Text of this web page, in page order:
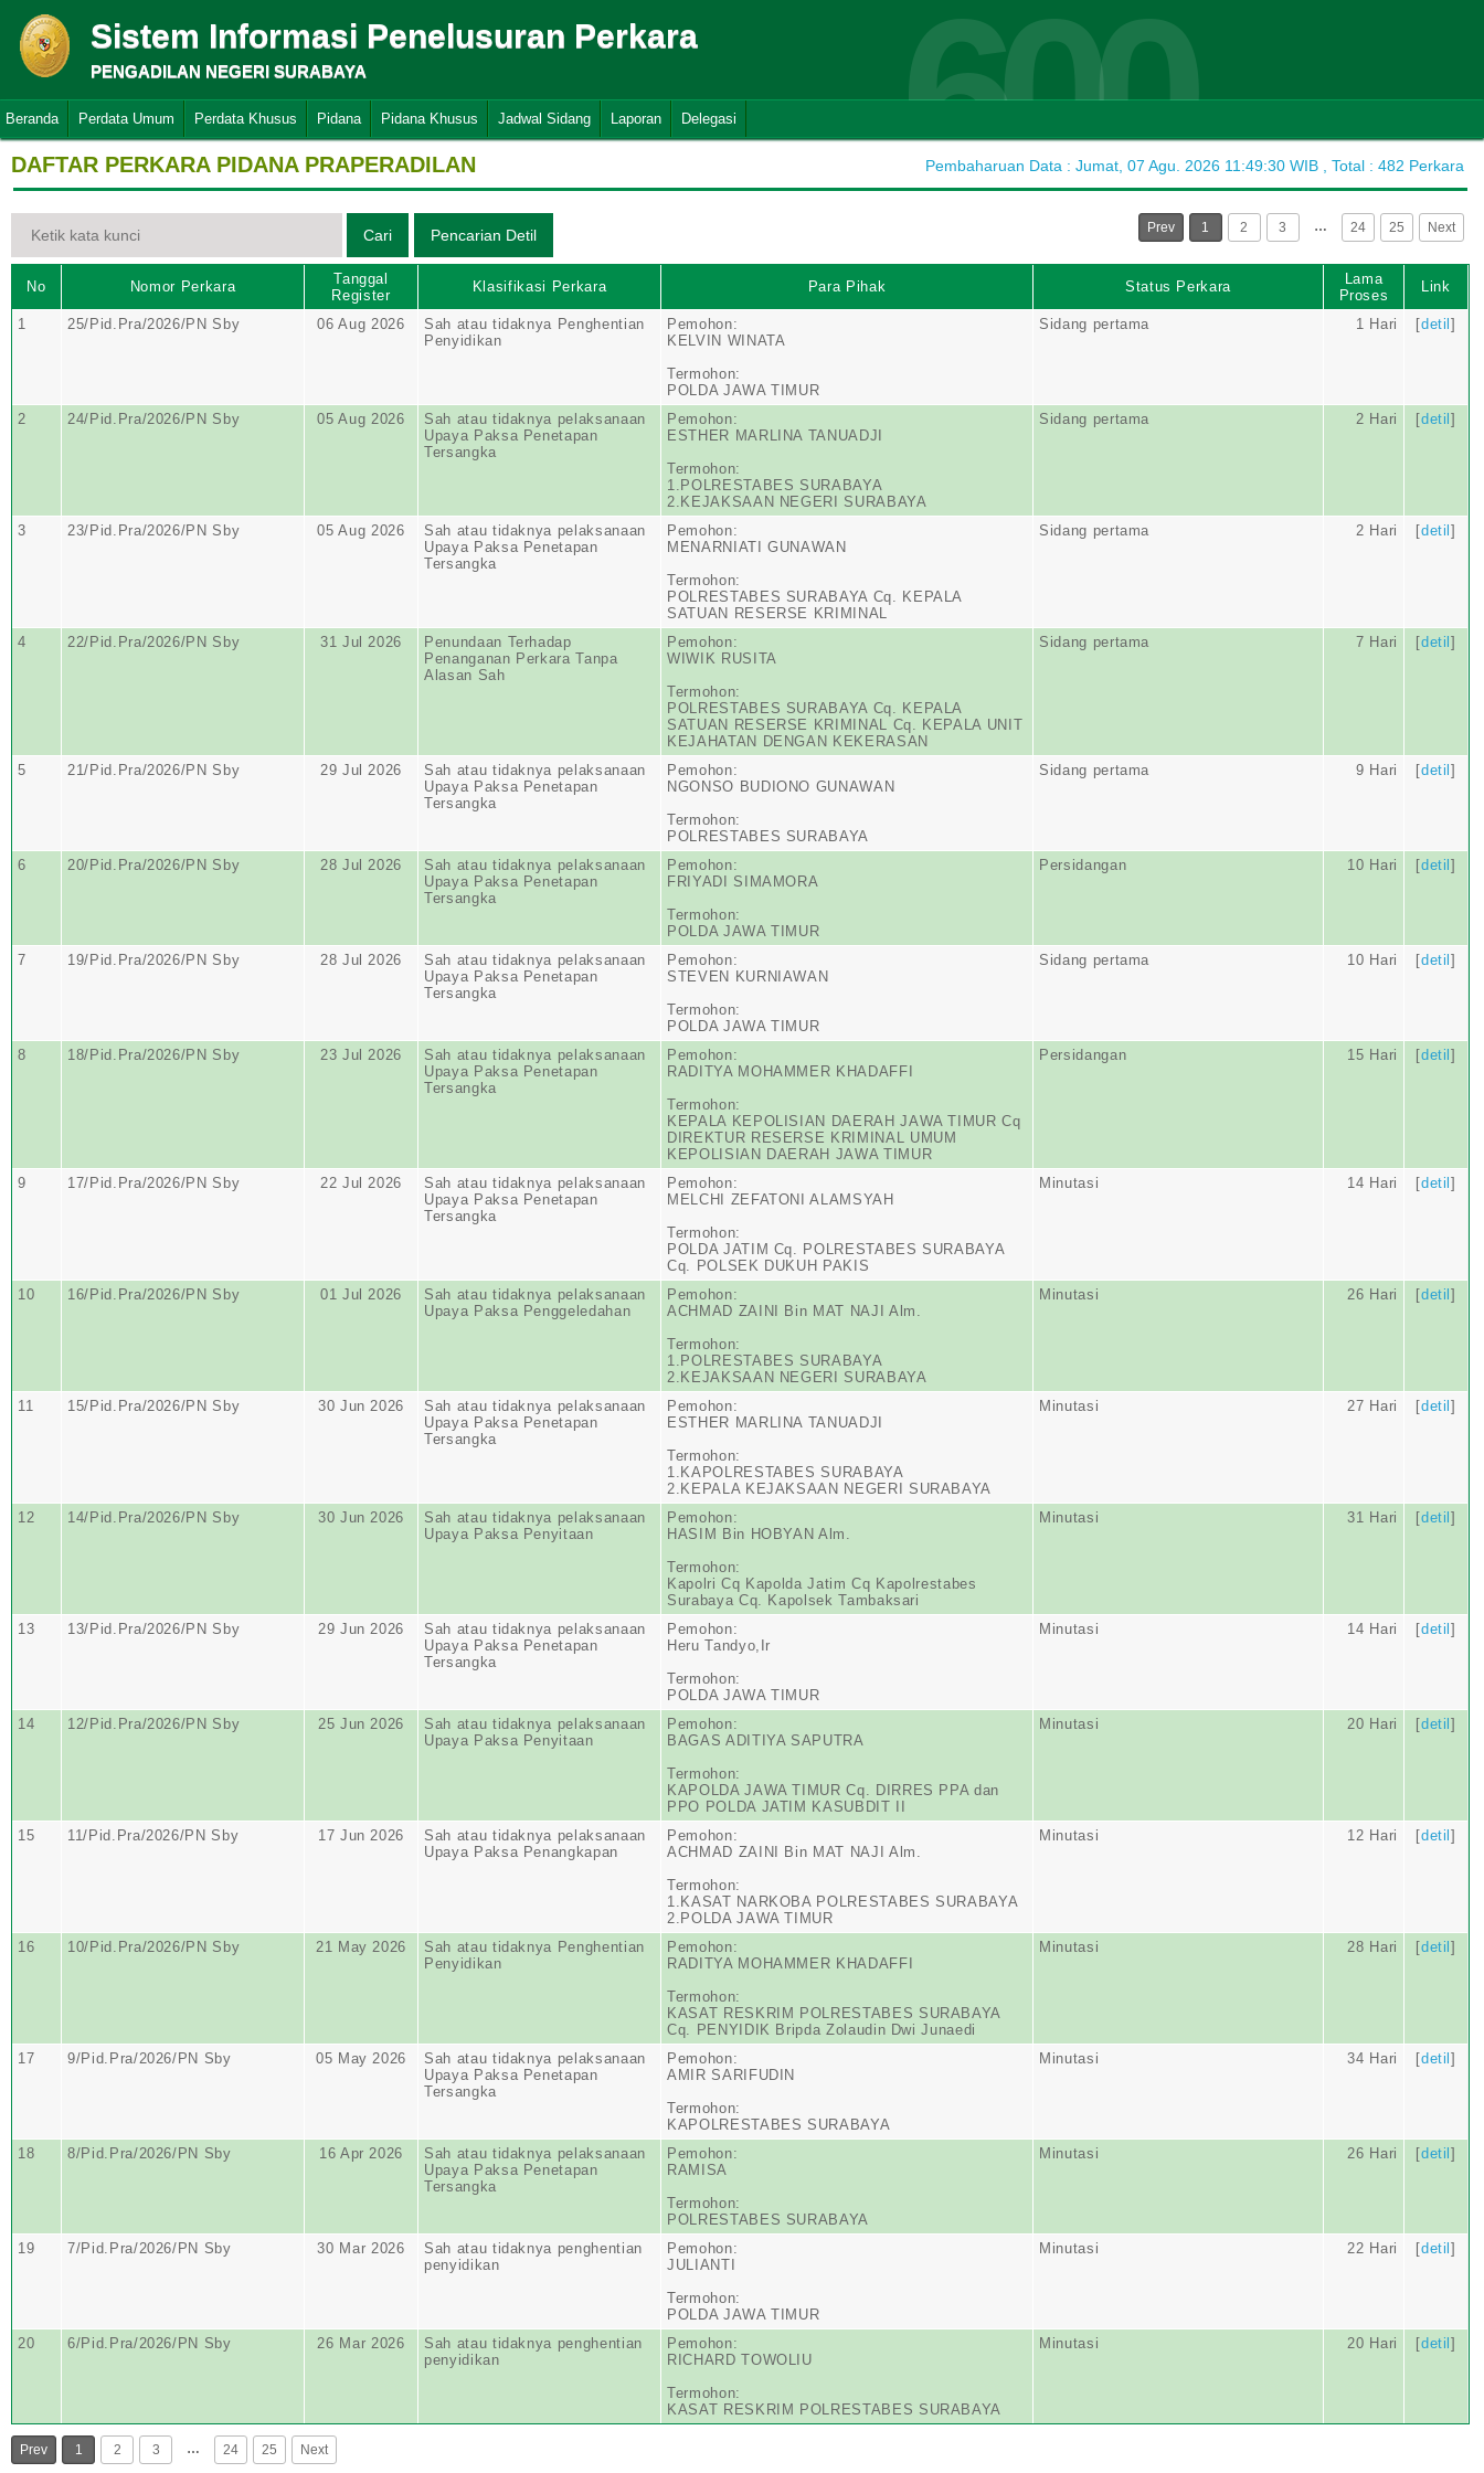
Sistem Informasi Penelusuran Perkara
PENGADILAN NEGERI SURABAYA 600
Beranda Perdata Umum Perdata Khusus Pidana Pidana Khusus Jadwal Sidang Laporan Delegasi
DAFTAR PERKARA PIDANA PRAPERADILAN Pembaharuan Data : Jumat, 07 Agu. 2026 11:49:30 WIB , Total : 482 Perkara
Prev 1 2 3 … 24 25 Next
No Nomor Perkara
Tanggal
Register
Klasifikasi Perkara Para Pihak Status Perkara
Lama
Proses
Link
1 25/Pid.Pra/2026/PN Sby 06 Aug 2026
Sah atau tidaknya Penghentian
Penyidikan
Pemohon:
KELVIN WINATA
Termohon:
POLDA JAWA TIMUR
Sidang pertama 1 Hari [detil]
2 24/Pid.Pra/2026/PN Sby 05 Aug 2026
Sah atau tidaknya pelaksanaan
Upaya Paksa Penetapan
Tersangka
Pemohon:
ESTHER MARLINA TANUADJI
Termohon:
1.POLRESTABES SURABAYA
2.KEJAKSAAN NEGERI SURABAYA
Sidang pertama 2 Hari [detil]
3 23/Pid.Pra/2026/PN Sby 05 Aug 2026
Sah atau tidaknya pelaksanaan
Upaya Paksa Penetapan
Tersangka
Pemohon:
MENARNIATI GUNAWAN
Termohon:
POLRESTABES SURABAYA Cq. KEPALA
SATUAN RESERSE KRIMINAL
Sidang pertama 2 Hari [detil]
4 22/Pid.Pra/2026/PN Sby 31 Jul 2026
Penundaan Terhadap
Penanganan Perkara Tanpa
Alasan Sah
Pemohon:
WIWIK RUSITA
Termohon:
POLRESTABES SURABAYA Cq. KEPALA
SATUAN RESERSE KRIMINAL Cq. KEPALA UNIT
KEJAHATAN DENGAN KEKERASAN
Sidang pertama 7 Hari [detil]
5 21/Pid.Pra/2026/PN Sby 29 Jul 2026
Sah atau tidaknya pelaksanaan
Upaya Paksa Penetapan
Tersangka
Pemohon:
NGONSO BUDIONO GUNAWAN
Termohon:
POLRESTABES SURABAYA
Sidang pertama 9 Hari [detil]
6 20/Pid.Pra/2026/PN Sby 28 Jul 2026
Sah atau tidaknya pelaksanaan
Upaya Paksa Penetapan
Tersangka
Pemohon:
FRIYADI SIMAMORA
Termohon:
POLDA JAWA TIMUR
Persidangan 10 Hari [detil]
7 19/Pid.Pra/2026/PN Sby 28 Jul 2026
Sah atau tidaknya pelaksanaan
Upaya Paksa Penetapan
Tersangka
Pemohon:
STEVEN KURNIAWAN
Termohon:
POLDA JAWA TIMUR
Sidang pertama 10 Hari [detil]
8 18/Pid.Pra/2026/PN Sby 23 Jul 2026
Sah atau tidaknya pelaksanaan
Upaya Paksa Penetapan
Tersangka
Pemohon:
RADITYA MOHAMMER KHADAFFI
Termohon:
KEPALA KEPOLISIAN DAERAH JAWA TIMUR Cq
DIREKTUR RESERSE KRIMINAL UMUM
KEPOLISIAN DAERAH JAWA TIMUR
Persidangan 15 Hari [detil]
9 17/Pid.Pra/2026/PN Sby 22 Jul 2026
Sah atau tidaknya pelaksanaan
Upaya Paksa Penetapan
Tersangka
Pemohon:
MELCHI ZEFATONI ALAMSYAH
Termohon:
POLDA JATIM Cq. POLRESTABES SURABAYA
Cq. POLSEK DUKUH PAKIS
Minutasi 14 Hari [detil]
10 16/Pid.Pra/2026/PN Sby 01 Jul 2026
Sah atau tidaknya pelaksanaan
Upaya Paksa Penggeledahan
Pemohon:
ACHMAD ZAINI Bin MAT NAJI Alm.
Termohon:
1.POLRESTABES SURABAYA
2.KEJAKSAAN NEGERI SURABAYA
Minutasi 26 Hari [detil]
11 15/Pid.Pra/2026/PN Sby 30 Jun 2026
Sah atau tidaknya pelaksanaan
Upaya Paksa Penetapan
Tersangka
Pemohon:
ESTHER MARLINA TANUADJI
Termohon:
1.KAPOLRESTABES SURABAYA
2.KEPALA KEJAKSAAN NEGERI SURABAYA
Minutasi 27 Hari [detil]
12 14/Pid.Pra/2026/PN Sby 30 Jun 2026
Sah atau tidaknya pelaksanaan
Upaya Paksa Penyitaan
Pemohon:
HASIM Bin HOBYAN Alm.
Termohon:
Kapolri Cq Kapolda Jatim Cq Kapolrestabes
Surabaya Cq. Kapolsek Tambaksari
Minutasi 31 Hari [detil]
13 13/Pid.Pra/2026/PN Sby 29 Jun 2026
Sah atau tidaknya pelaksanaan
Upaya Paksa Penetapan
Tersangka
Pemohon:
Heru Tandyo,Ir
Termohon:
POLDA JAWA TIMUR
Minutasi 14 Hari [detil]
14 12/Pid.Pra/2026/PN Sby 25 Jun 2026
Sah atau tidaknya pelaksanaan
Upaya Paksa Penyitaan
Pemohon:
BAGAS ADITIYA SAPUTRA
Termohon:
KAPOLDA JAWA TIMUR Cq. DIRRES PPA dan
PPO POLDA JATIM KASUBDIT II
Minutasi 20 Hari [detil]
15 11/Pid.Pra/2026/PN Sby 17 Jun 2026
Sah atau tidaknya pelaksanaan
Upaya Paksa Penangkapan
Pemohon:
ACHMAD ZAINI Bin MAT NAJI Alm.
Termohon:
1.KASAT NARKOBA POLRESTABES SURABAYA
2.POLDA JAWA TIMUR
Minutasi 12 Hari [detil]
16 10/Pid.Pra/2026/PN Sby 21 May 2026
Sah atau tidaknya Penghentian
Penyidikan
Pemohon:
RADITYA MOHAMMER KHADAFFI
Termohon:
KASAT RESKRIM POLRESTABES SURABAYA
Cq. PENYIDIK Bripda Zolaudin Dwi Junaedi
Minutasi 28 Hari [detil]
17 9/Pid.Pra/2026/PN Sby 05 May 2026
Sah atau tidaknya pelaksanaan
Upaya Paksa Penetapan
Tersangka
Pemohon:
AMIR SARIFUDIN
Termohon:
KAPOLRESTABES SURABAYA
Minutasi 34 Hari [detil]
18 8/Pid.Pra/2026/PN Sby 16 Apr 2026
Sah atau tidaknya pelaksanaan
Upaya Paksa Penetapan
Tersangka
Pemohon:
RAMISA
Termohon:
POLRESTABES SURABAYA
Minutasi 26 Hari [detil]
19 7/Pid.Pra/2026/PN Sby 30 Mar 2026
Sah atau tidaknya penghentian
penyidikan
Pemohon:
JULIANTI
Termohon:
POLDA JAWA TIMUR
Minutasi 22 Hari [detil]
20 6/Pid.Pra/2026/PN Sby 26 Mar 2026
Sah atau tidaknya penghentian
penyidikan
Pemohon:
RICHARD TOWOLIU
Termohon:
KASAT RESKRIM POLRESTABES SURABAYA
Minutasi 20 Hari [detil]
Prev 1 2 3 … 24 25 Next